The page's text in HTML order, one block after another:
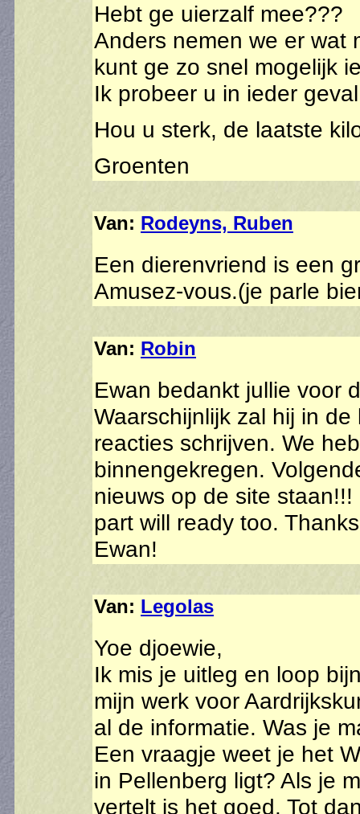
Hebt ge uierzalf mee???
Anders nemen we er wat
kunt ge zo snel mogelijk
Ik probeer u in ieder
Hou u sterk, de laatste
Groenten
Van: Rodeyns, Ruben
Een dierenvriend is een
Amusez-vous.(je parle
Van: Robin
Ewan bedankt jullie voor
Waarschijnlijk zal hij in
reacties schrijven. We
binnengekregen.
nieuws op de site
part will ready too.
Ewan!
Van: Legolas
Yoe djoewie,
Ik mis je uitleg en loop
mijn werk voor
al de informatie. Was je
Een vraagje weet je het
in Pellenberg ligt? Als je
vertelt is het goed. Tot